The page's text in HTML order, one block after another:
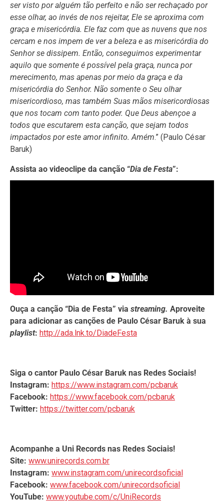
ser visto por alguém tão perfeito e não ser rechaçado por
esse olhar, ao invés de nos rejeitar, Ele se aproxima com
graça e misericórdia. Ele faz com que as nuvens que nos
cercam e nos impem de ver a beleza e as misericórdia do
Senhor se dissipem. Então, conseguimos experimentar
aquilo que somente é possível pela graça, nunca por
merecimento, mas apenas por meio da graça e da
misericórdia do Senhor. Não somente o Seu olhar
misericordioso, mas também Suas mãos misericordiosas
que nos tocam com tanto poder. Que Deus abençoe a
todos que escutarem esta canção, que sejam todos
impactados por este amor infinito. Amém.” (Paulo César
Baruk)
Assista ao videoclipe da canção “Dia de Festa”:
Ouça a canção “Dia de Festa” via streaming. Aproveite
para adicionar as canções de Paulo César Baruk à sua
playlist: http://ada.lnk.to/DiadeFesta
Siga o cantor Paulo César Baruk nas Redes Sociais!
Instagram: https://www.instagram.com/pcbaruk
Facebook: https://www.facebook.com/pcbaruk
Twitter: https://twitter.com/pcbaruk
Acompanhe a Uni Records nas Redes Sociais!
Site: www.unirecords.com.br
Instagram: www.instagram.com/unirecordsoficial
Facebook: www.facebook.com/unirecordsoficial
YouTube: www.youtube.com/c/UniRecords